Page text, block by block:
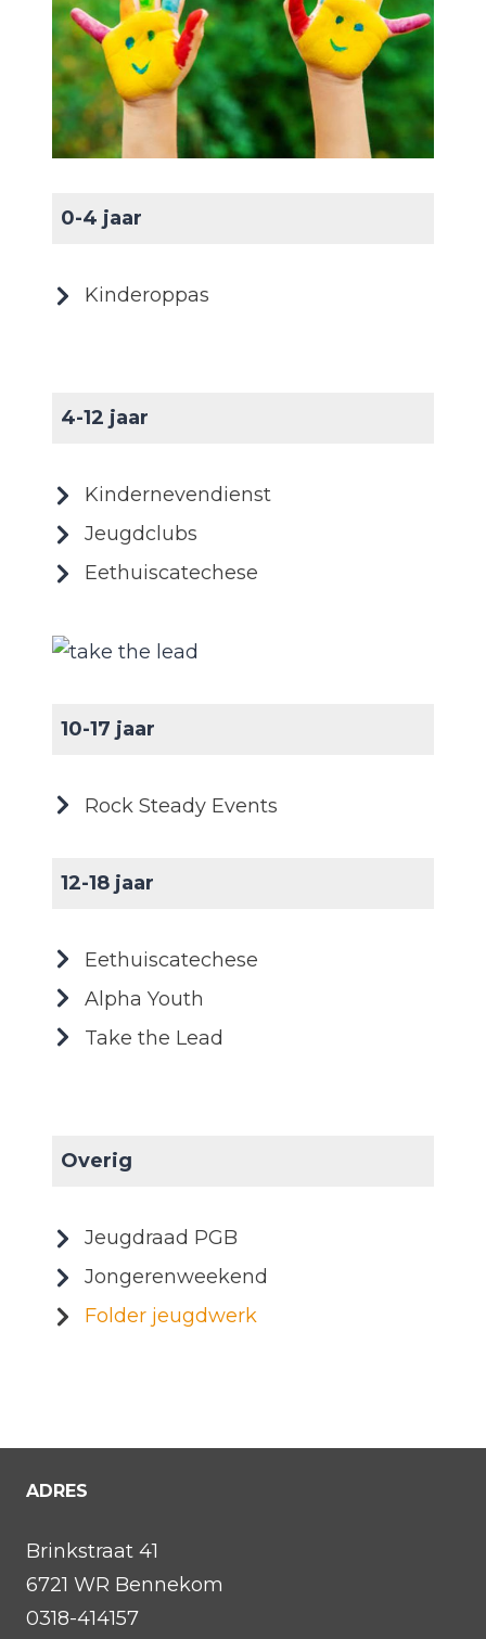
0-4 jaar
Kinderoppas
4-12 jaar
Kindernevendienst
Jeugdclubs
Eethuiscatechese
10-17 jaar
Rock Steady Events
12-18 jaar
Eethuiscatechese
Alpha Youth
Take the Lead
Overig
Jeugdraad PGB
Jongerenweekend
Folder jeugdwerk
ADRES
Brinkstraat 41
6721 WR Bennekom
0318-414157